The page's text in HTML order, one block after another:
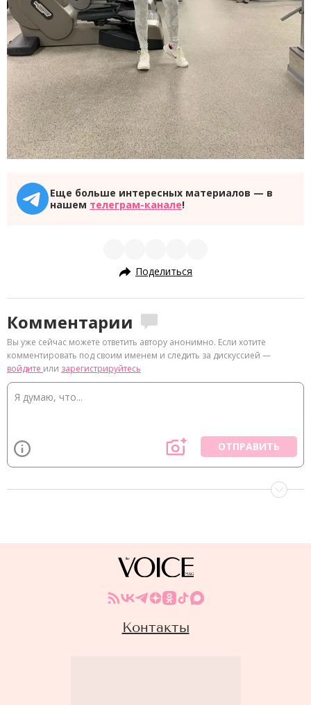
Еще больше интересных материалов — в
нашем телеграм-канале!
Поделиться
Комментарии
Вы уже сейчас можете ответить автору анонимно. Если хотите
комментировать под своим именем и следить за дискуссией —
войдите или зарегистрируйтесь
ОТПРАВИТЬ
Контакты